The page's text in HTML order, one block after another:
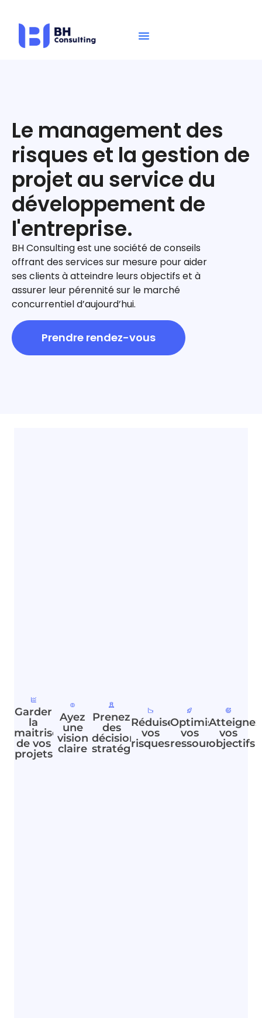
Le management des
risques et la gestion de
projet au service du
développement de
l'entreprise.
BH Consulting est une société de conseils
offrant des services sur mesure pour aider
ses clients à atteindre leurs objectifs et à
assurer leur pérennité sur le marché
concurrentiel d’aujourd’hui.
Prendre rendez-vous
Garder
la
maitrise
de vos
projets​
Ayez
une
vision
claire​
Prenez
des
décisions
stratégiques​
Réduisez
vos
risques​
Optimisez
vos
ressources​
Atteignez
vos
objectifs​